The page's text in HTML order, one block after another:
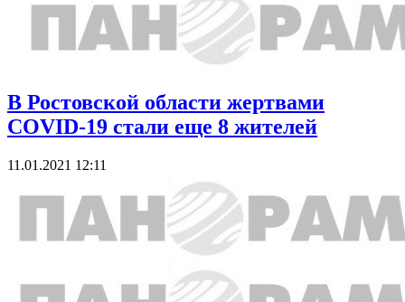
В Ростовской области жертвами
COVID-19 стали еще 8 жителей
11.01.2021 12:11